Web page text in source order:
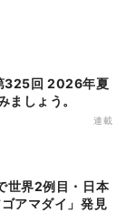
325回 2026年夏
ましょう。
連載
アマダイ」発見